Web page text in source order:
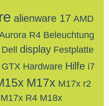
alienware 17 AMD
R4 Beleuchtung
Dell display Festplatte
GTX Hardware Hilfe i7
M17x M17x r2
M17x R4 M18x